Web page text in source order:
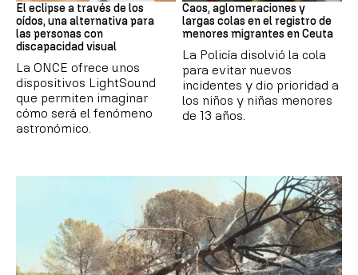
El eclipse a través de los
oídos, una alternativa para
las personas con
discapacidad visual
La ONCE ofrece unos
dispositivos LightSound
que permiten imaginar
cómo será el fenómeno
astronómico.
Caos, aglomeraciones y
largas colas en el registro de
menores migrantes en Ceuta
La Policía disolvió la cola
para evitar nuevos
incidentes y dio prioridad a
los niños y niñas menores
de 13 años.